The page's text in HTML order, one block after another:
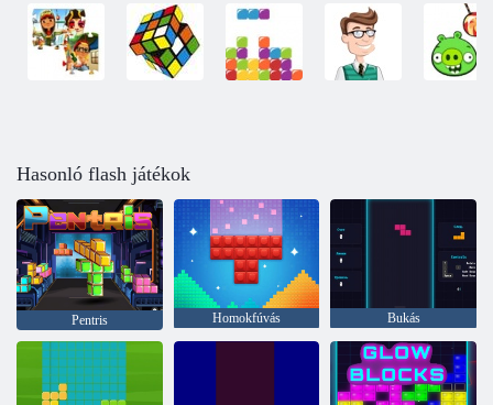
Hasonló flash játékok
Pentris Homokfúvás Bukás